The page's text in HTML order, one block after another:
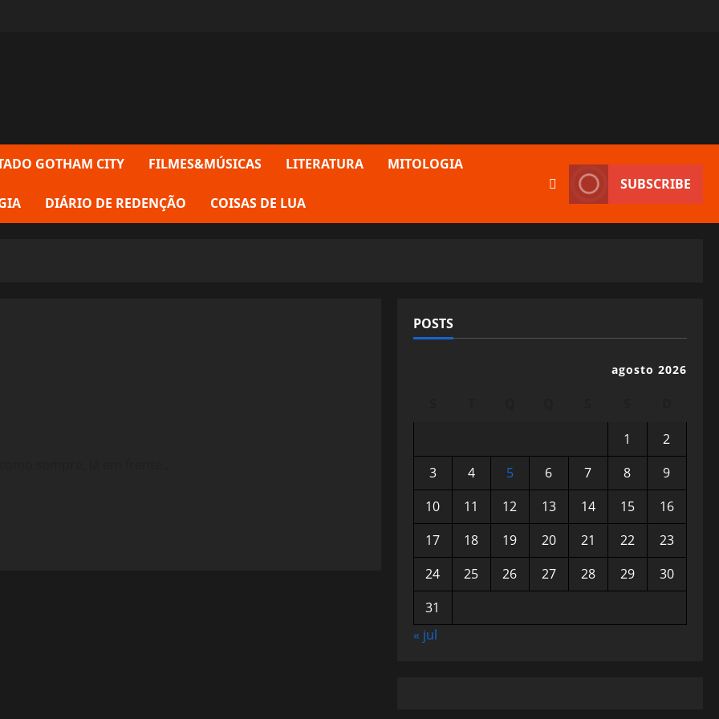
GOTHAM CITY FILMES&MÚSICAS LITERATURA MITOLOGIA
DIÁRIO DE REDENÇÃO COISAS DE LUA
SUBSCRIBE
POSTS
agosto 2026
1
2
3
4 5 6 7 8
9
10
11 12 13 14 15
16
17
18 19 20 21 22
23
24
25 26 27 28 29
30
31
« jul